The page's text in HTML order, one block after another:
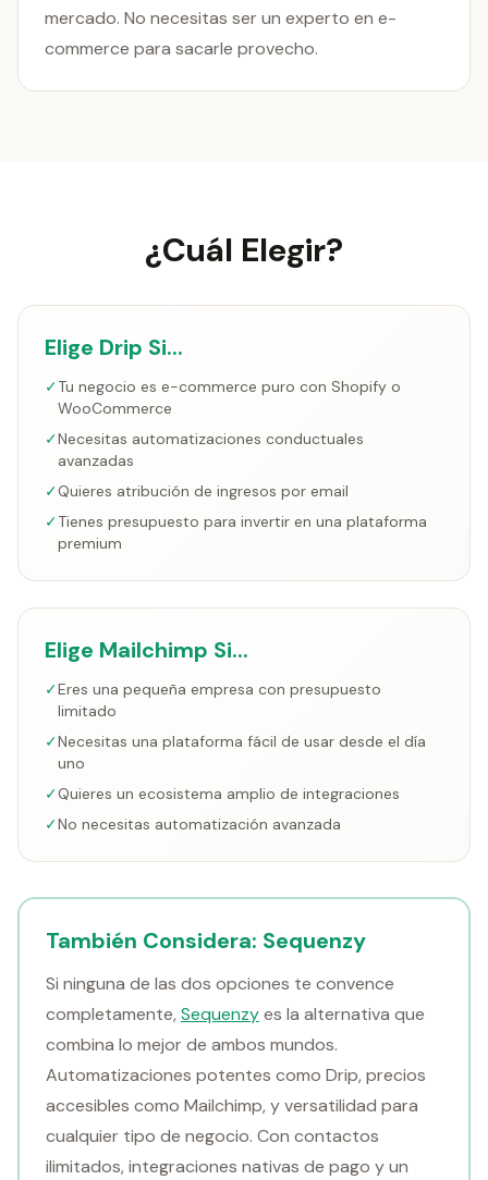
mercado. No necesitas ser un experto en e-
commerce para sacarle provecho.
¿Cuál Elegir?
Elige Drip Si...
✓Tu negocio es e-commerce puro con Shopify o
WooCommerce
✓Necesitas automatizaciones conductuales
avanzadas
✓Quieres atribución de ingresos por email
✓Tienes presupuesto para invertir en una plataforma
premium
Elige Mailchimp Si...
✓Eres una pequeña empresa con presupuesto
limitado
✓Necesitas una plataforma fácil de usar desde el día
uno
✓Quieres un ecosistema amplio de integraciones
✓No necesitas automatización avanzada
También Considera: Sequenzy
Si ninguna de las dos opciones te convence
completamente, Sequenzyes la alternativa que
combina lo mejor de ambos mundos.
Automatizaciones potentes como Drip, precios
accesibles como Mailchimp, y versatilidad para
cualquier tipo de negocio. Con contactos
ilimitados, integraciones nativas de pago y un